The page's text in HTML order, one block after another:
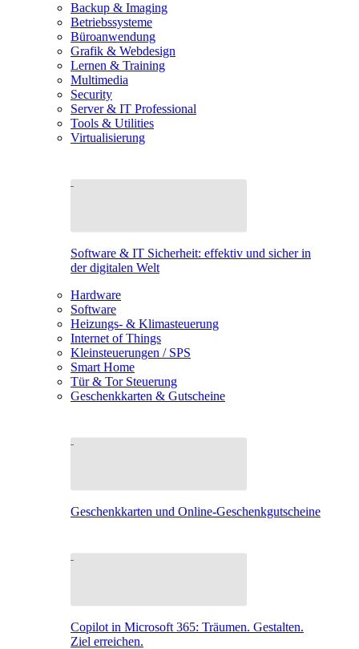
Backup & Imaging
Betriebssysteme
Büroanwendung
Grafik & Webdesign
Lernen & Training
Multimedia
Security
Server & IT Professional
Tools & Utilities
Virtualisierung
Software & IT Sicherheit: effektiv und sicher in
der digitalen Welt
Hardware
Software
Heizungs- & Klimasteuerung
Internet of Things
Kleinsteuerungen / SPS
Smart Home
Tür & Tor Steuerung
Geschenkkarten & Gutscheine
Geschenkkarten und Online-Geschenkgutscheine
Copilot in Microsoft 365: Träumen. Gestalten.
Ziel erreichen.